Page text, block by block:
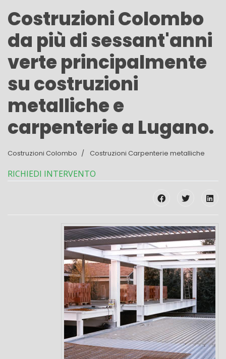
Costruzioni Colombo
da più di sessant'anni
verte principalmente
su costruzioni
metalliche e
carpenterie a Lugano.
Costruzioni Colombo Costruzioni Carpenterie metalliche
RICHIEDI INTERVENTO